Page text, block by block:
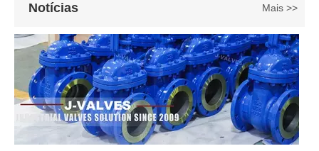
Notícias Mais >>
2026-07-03